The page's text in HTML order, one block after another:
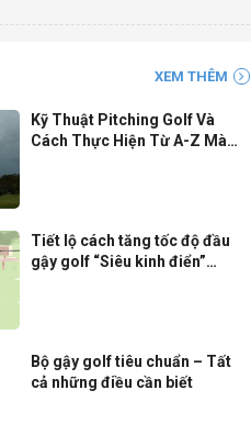
XEM THÊM
Kỹ Thuật Pitching Golf Và
Cách Thực Hiện Từ A-Z Mà
Tiết lộ cách tăng tốc độ đầu
gậy golf “Siêu kinh điển”
Bộ gậy golf tiêu chuẩn – Tất
cả những điều cần biết